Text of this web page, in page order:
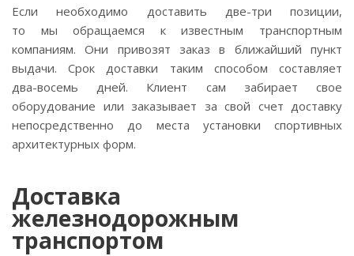
Если необходимо доставить две-три позиции,
то мы обращаемся к известным транспортным
компаниям. Они привозят заказ в ближайший пункт
выдачи. Срок доставки таким способом составляет
два-восемь дней. Клиент сам забирает свое
оборудование или заказывает за свой счет доставку
непосредственно до места установки спортивных
архитектурных форм.
Доставка
железнодорожным
транспортом